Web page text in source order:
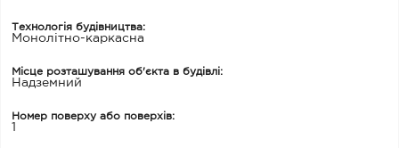
Технологія будівництва:
Монолітно-каркасна
Місце розташування об'єкта в будівлі:
Надземний
Номер поверху або поверхів:
1